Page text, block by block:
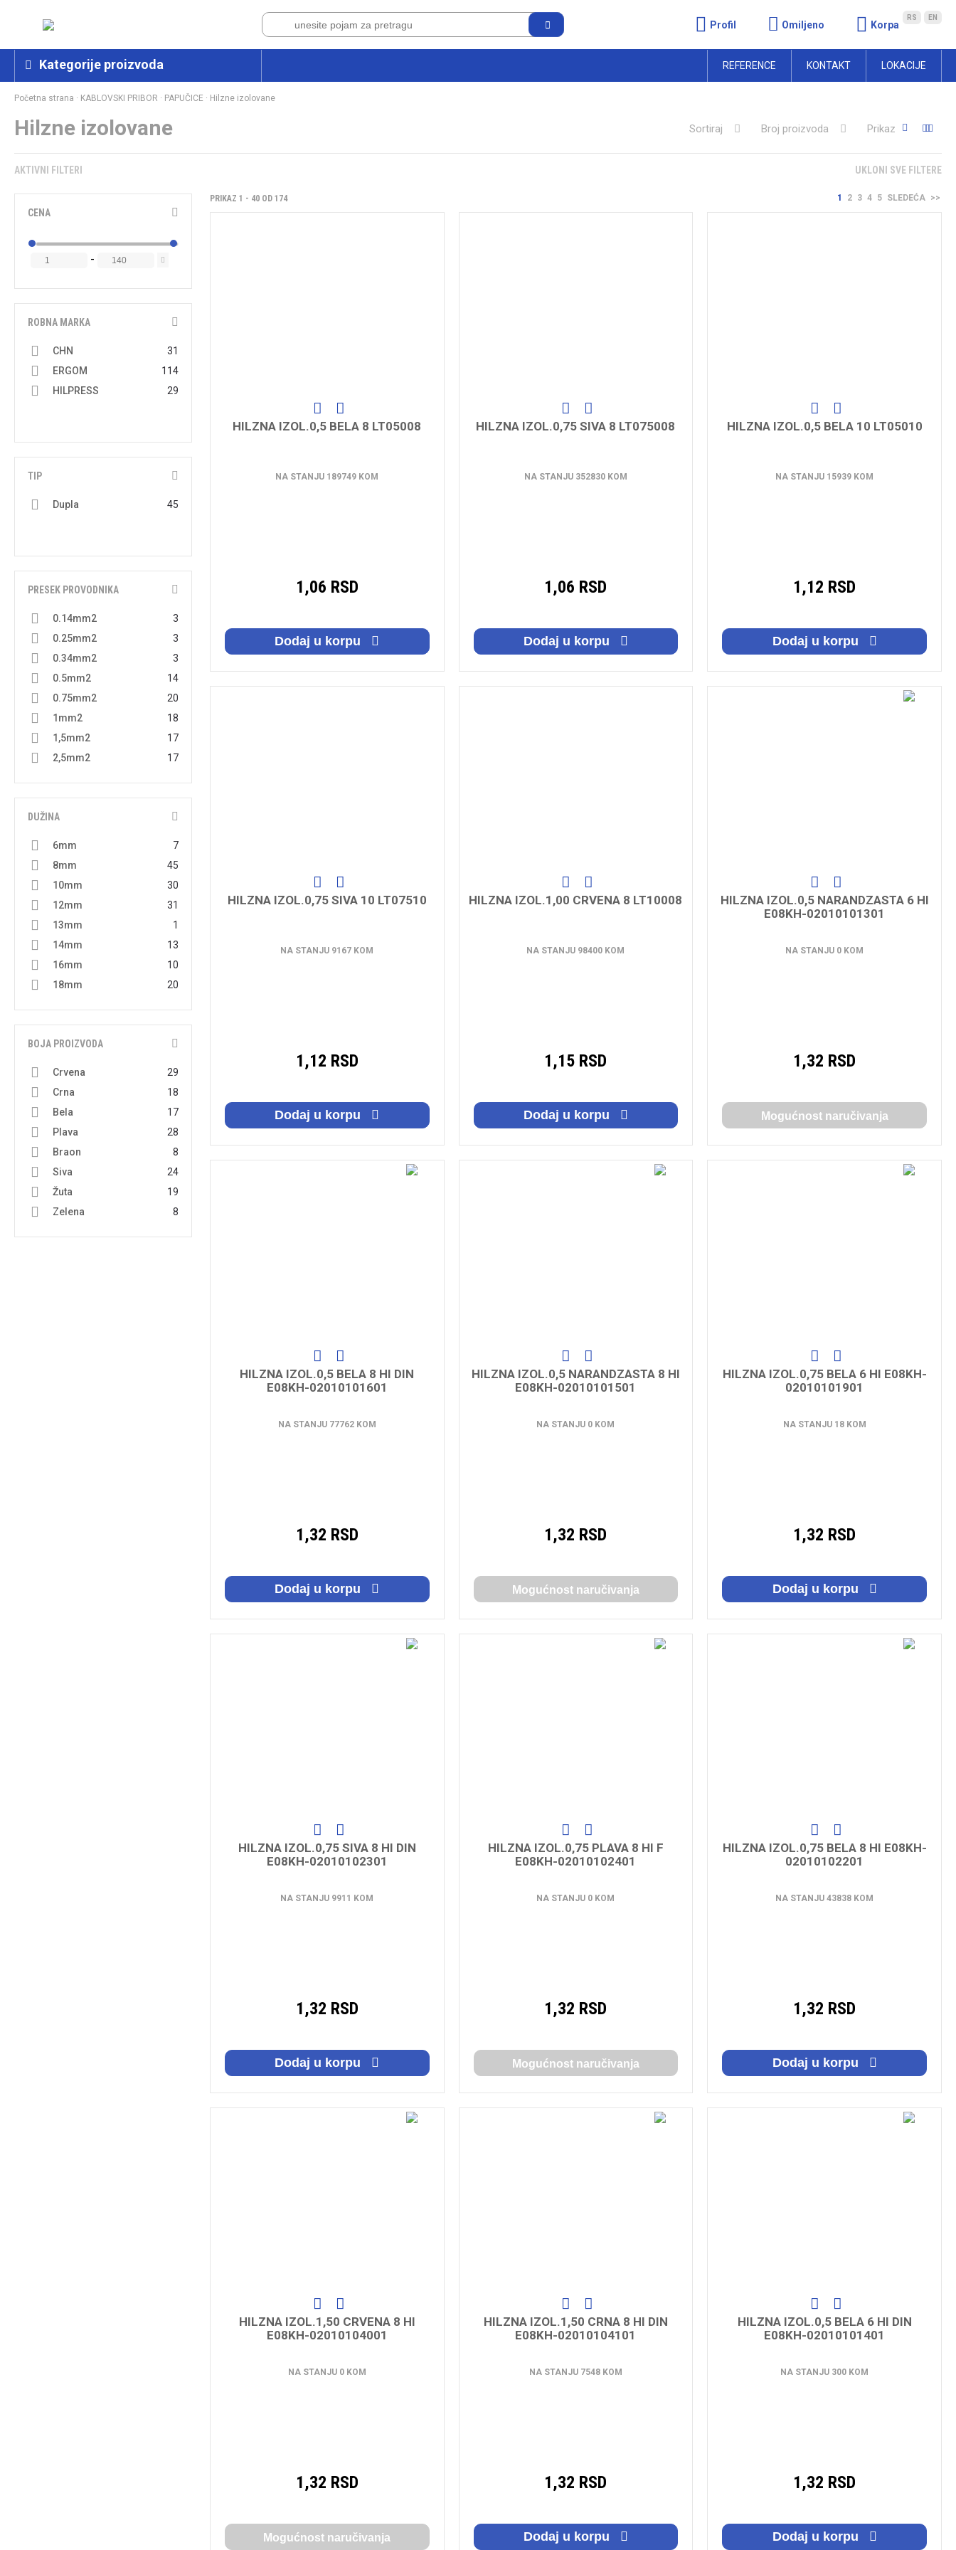
Profil Omiljeno Korpa
RS EN
Kategorije proizvoda REFERENCE KONTAKT LOKACIJE
Početna strana · KABLOVSKI PRIBOR · PAPUČICE · Hilzne izolovane
Hilzne izolovane Sortiraj Broj proizvoda Prikaz
AKTIVNI FILTERI UKLONI SVE FILTERE
CENA
-
ROBNA MARKA
CHN
31
ERGOM
114
HILPRESS
29
TIP
Dupla 45
PRESEK PROVODNIKA
0.14mm2
3
0.25mm2
3
0.34mm2
3
0.5mm2
14
0.75mm2
20
1mm2
18
1,5mm2
17
2,5mm2
17
6mm2
14
10mm2
14
DUŽINA
6mm
7
8mm
45
10mm
30
12mm
31
13mm
1
14mm
13
16mm
10
18mm
20
22mm
2
25mm
5
BOJA PROIZVODA
Crvena
29
Crna
18
Bela
17
Plava
28
Braon
8
Siva
24
Žuta
19
Zelena
8
PRIKAZ 1 - 40 OD 174 1 2 3 4 5 SLEDEĆA >>
HILZNA IZOL.0,5 BELA 8 LT05008
NA STANJU 189749 KOM
1,06 RSD
Dodaj u korpu
HILZNA IZOL.0,75 SIVA 8 LT075008
NA STANJU 352830 KOM
1,06 RSD
Dodaj u korpu
HILZNA IZOL.0,5 BELA 10 LT05010
NA STANJU 15939 KOM
1,12 RSD
Dodaj u korpu
HILZNA IZOL.0,75 SIVA 10 LT07510
NA STANJU 9167 KOM
1,12 RSD
Dodaj u korpu
HILZNA IZOL.1,00 CRVENA 8 LT10008
NA STANJU 98400 KOM
1,15 RSD
Dodaj u korpu
HILZNA IZOL.0,5 NARANDZASTA 6 HI
E08KH-02010101301
NA STANJU 0 KOM
1,32 RSD
Mogućnost naručivanja
HILZNA IZOL.0,5 BELA 8 HI DIN
E08KH-02010101601
NA STANJU 77762 KOM
1,32 RSD
Dodaj u korpu
HILZNA IZOL.0,5 NARANDZASTA 8 HI
E08KH-02010101501
NA STANJU 0 KOM
1,32 RSD
Mogućnost naručivanja
HILZNA IZOL.0,75 BELA 6 HI E08KH-
02010101901
NA STANJU 18 KOM
1,32 RSD
Dodaj u korpu
HILZNA IZOL.0,75 SIVA 8 HI DIN
E08KH-02010102301
NA STANJU 9911 KOM
1,32 RSD
Dodaj u korpu
HILZNA IZOL.0,75 PLAVA 8 HI F
E08KH-02010102401
NA STANJU 0 KOM
1,32 RSD
Mogućnost naručivanja
HILZNA IZOL.0,75 BELA 8 HI E08KH-
02010102201
NA STANJU 43838 KOM
1,32 RSD
Dodaj u korpu
HILZNA IZOL.1,50 CRVENA 8 HI
E08KH-02010104001
NA STANJU 0 KOM
1,32 RSD
Mogućnost naručivanja
HILZNA IZOL.1,50 CRNA 8 HI DIN
E08KH-02010104101
NA STANJU 7548 KOM
1,32 RSD
Dodaj u korpu
HILZNA IZOL.0,5 BELA 6 HI DIN
E08KH-02010101401
NA STANJU 300 KOM
1,32 RSD
Dodaj u korpu